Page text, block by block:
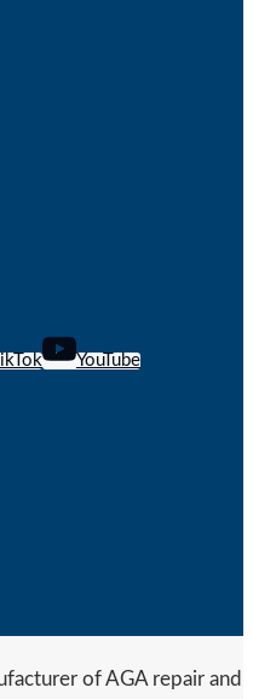
YouTube
of AGA repair and